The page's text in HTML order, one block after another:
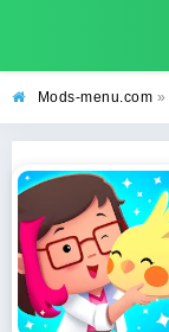
Mods-menu.com »